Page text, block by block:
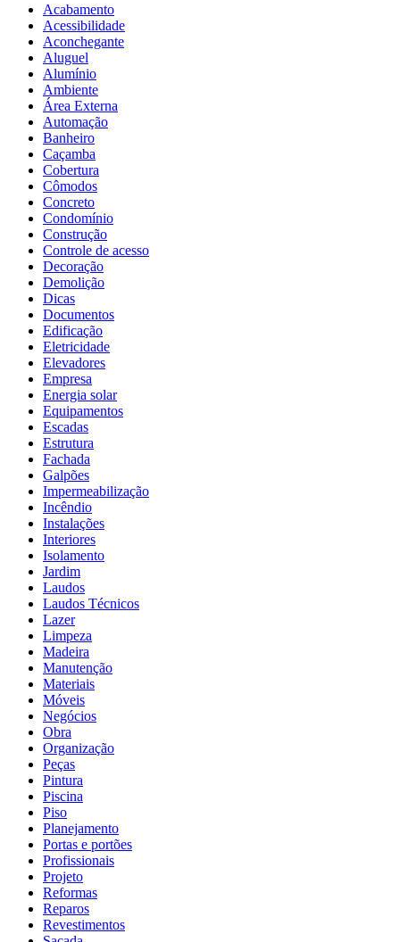
Acabamento
Acessibilidade
Aconchegante
Aluguel
Alumínio
Ambiente
Área Externa
Automação
Banheiro
Caçamba
Cobertura
Cômodos
Concreto
Condomínio
Construção
Controle de acesso
Decoração
Demolição
Dicas
Documentos
Edificação
Eletricidade
Elevadores
Empresa
Energia solar
Equipamentos
Escadas
Estrutura
Fachada
Galpões
Impermeabilização
Incêndio
Instalações
Interiores
Isolamento
Jardim
Laudos
Laudos Técnicos
Lazer
Limpeza
Madeira
Manutenção
Materiais
Móveis
Negócios
Obra
Organização
Peças
Pintura
Piscina
Piso
Planejamento
Portas e portões
Profissionais
Projeto
Reformas
Reparos
Revestimentos